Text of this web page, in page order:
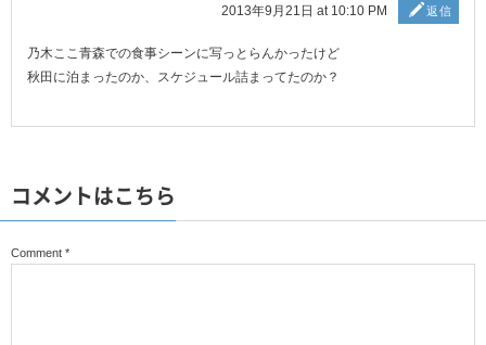
2013年9月21日 at 10:10 PM 返信
乃木ここ青森での食事シーンに写っとらんかったけど
秋田に泊まったのか、スケジュール詰まってたのか？
コメントはこちら
Comment *